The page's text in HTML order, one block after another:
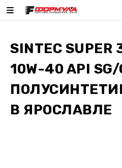
SINTEC SUPER
10W-40 API
В ЯРОСЛАВЛЕ